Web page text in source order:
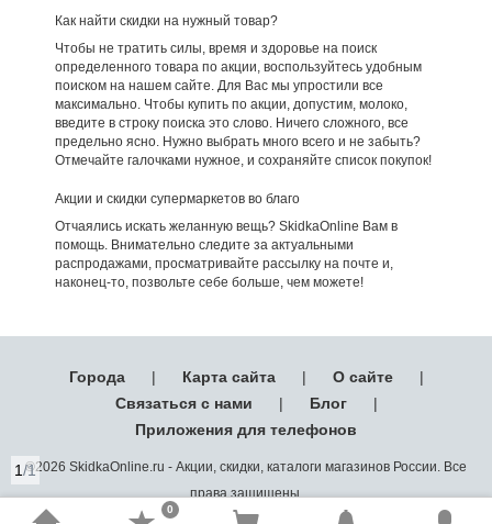
1/1
Как найти скидки на нужный товар?
Чтобы не тратить силы, время и здоровье на поиск
определенного товара по акции, воспользуйтесь удобным
поиском на нашем сайте. Для Вас мы упростили все
максимально. Чтобы купить по акции, допустим, молоко,
введите в строку поиска это слово. Ничего сложного, все
предельно ясно. Нужно выбрать много всего и не забыть?
Отмечайте галочками нужное, и сохраняйте список покупок!
Акции и скидки супермаркетов во благо
Отчаялись искать желанную вещь? SkidkaOnline Вам в
помощь. Внимательно следите за актуальными
распродажами, просматривайте рассылку на почте и,
наконец-то, позвольте себе больше, чем можете!
Города | Карта сайта | О сайте
|
Связаться с нами
| Блог
|
Приложения для телефонов
©2026 SkidkaOnline.ru - Акции, скидки, каталоги магазинов России. Все
права защищены.
0